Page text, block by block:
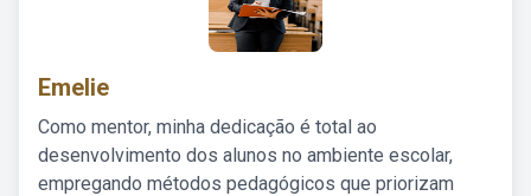
Emelie
Como mentor, minha dedicação é total ao
desenvolvimento dos alunos no ambiente escolar,
empregando métodos pedagógicos que priorizam